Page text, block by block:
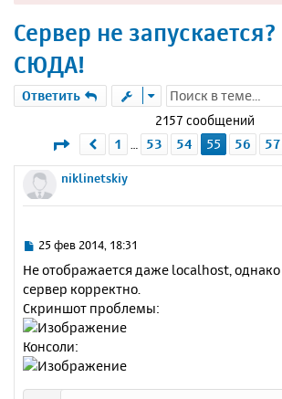
Сервер не
СЮДА!
Ответить
2157 сообщений
Страница 55из 216
Пред.
1 53 54 55 56 57
niklinetskiy
С
о
б
щ
е
н
и
е
25 фев 2014, 18:31
Не отображается даже localhost, однако
сервер корректно.
Скриншот проблемы:
Консоли: